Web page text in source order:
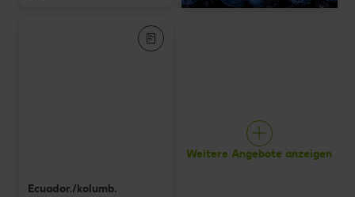
Ecuador./kolumb.
Weitere Angebote anzeigen